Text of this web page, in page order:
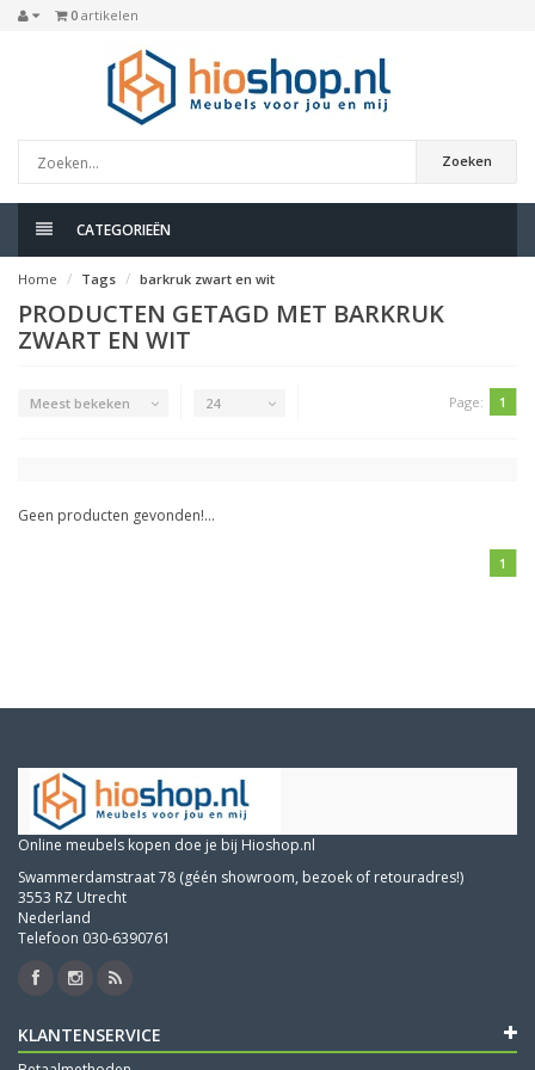
0 artikelen
Zoeken
CATEGORIEËN
Home Tags barkruk zwart en wit
PRODUCTEN GETAGD MET BARKRUK
ZWART EN WIT
Meest bekeken 24 Page: 1
Geen producten gevonden!...
1
Online meubels kopen doe je bij Hioshop.nl
Swammerdamstraat 78 (géén showroom, bezoek of retouradres!)
3553 RZ Utrecht
Nederland
Telefoon 030-6390761
KLANTENSERVICE